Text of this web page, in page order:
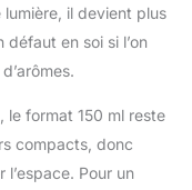
lumière, il devient plus
défaut en soi si l’on
le format 150 ml reste
compacts, donc
Pour un